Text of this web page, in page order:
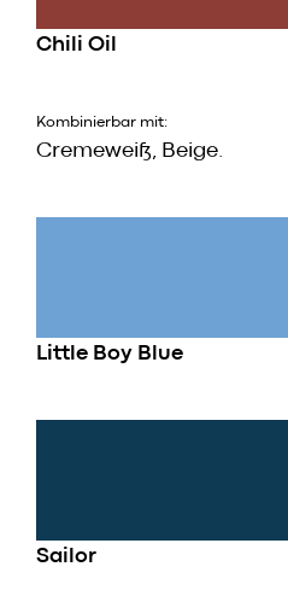
Chili Oil
Kombinierbar mit:
Cremeweiß, Beige.
Little Boy Blue
Sailor